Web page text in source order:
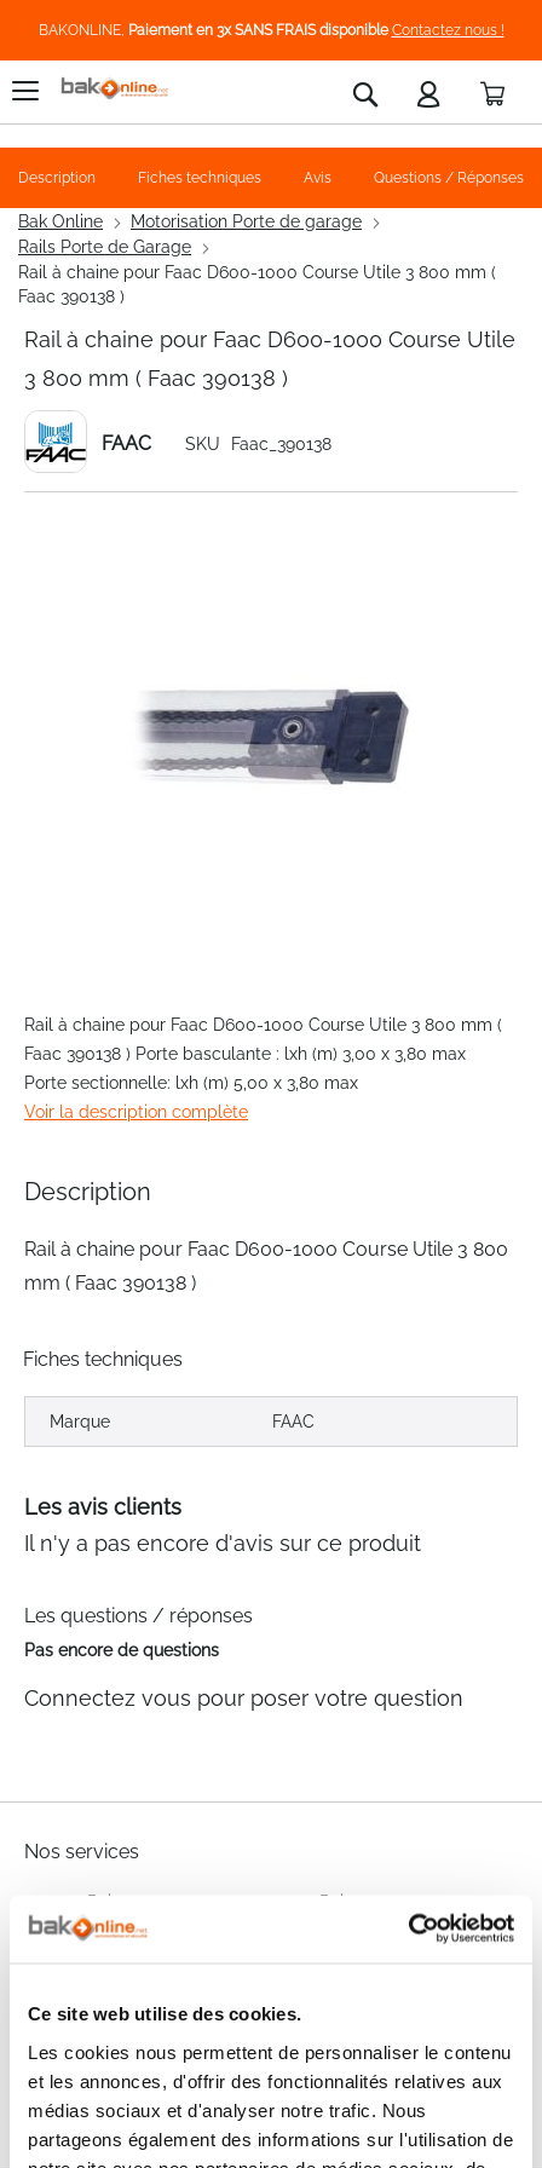
Ce site web utilise des cookies.
Les cookies nous permettent de personnaliser le contenu
et les annonces, d'offrir des fonctionnalités relatives aux
médias sociaux et d'analyser notre trafic. Nous
partageons également des informations sur l'utilisation de
BAKONLINE, Paiement en 3x SANS FRAIS disponible Contactez nous !
Rechercher
Bak Online
Motorisation Porte de garage
Rails Porte de Garage
Rail à chaine pour Faac D600-1000 Course Utile 3 800 mm (
Faac 390138 )
Rail à chaine pour Faac D600-1000 Course Utile
3 800 mm ( Faac 390138 )
FAAC SKU Faac_390138
to
the
beginning
of
the
Rail à chaine pour Faac D600-1000 Course Utile 3 800 mm (
Faac 390138 ) Porte basculante : lxh (m) 3,00 x 3,80 max
Porte sectionnelle: lxh (m) 5,00 x 3,80 max
Voir la description complète
Description Fiches techniques Avis Questions / Réponses
Description
Rail à chaine pour Faac D600-1000 Course Utile 3 800
mm ( Faac 390138 )
Fiches techniques
Marque FAAC
Les avis clients
Il n'y a pas encore d'avis sur ce produit
Les questions / réponses
Pas encore de questions
Connectez vous pour poser votre question
Nos services
Paiement
100% sécurisé
Paiement en
3x sans frais
24/72H
Garanties